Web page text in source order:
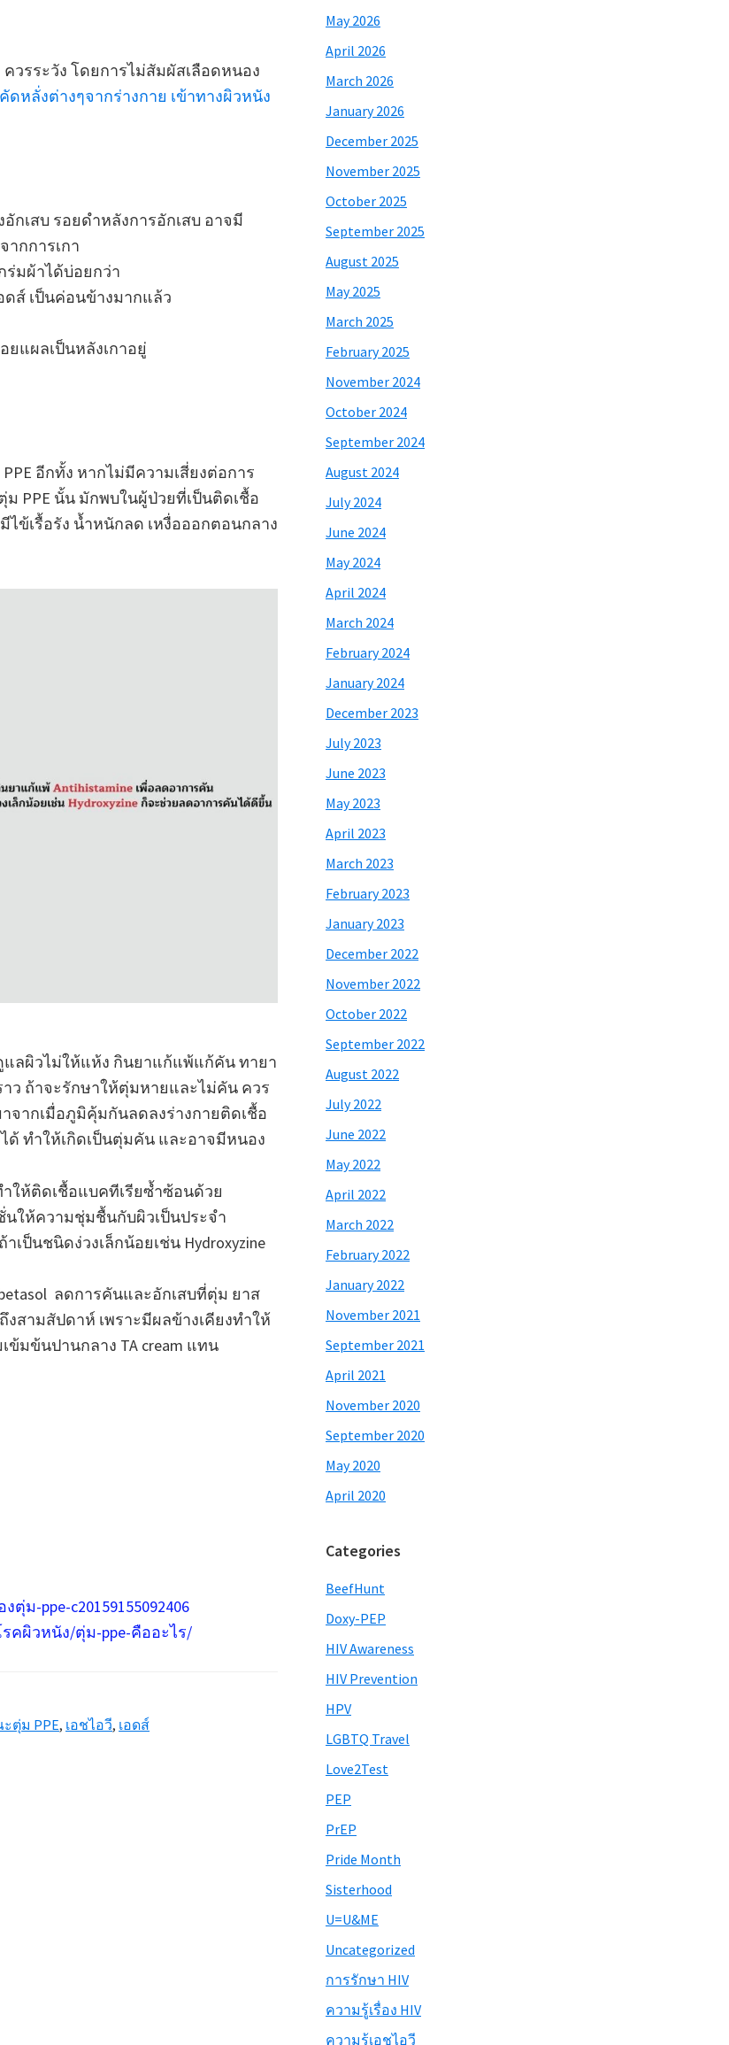
วรระวัง โดยการไม่สัมผัสเลือดหนอง
หลั่งต่างๆจากร่างกาย เข้าทางผิวหนัง
เสบ รอยดำหลังการอักเสบ อาจมี
กการเกา
มผ้าได้บ่อยกว่า
ส์ เป็นค่อนข้างมากแล้ว
แผลเป็นหลังเกาอยู่
อีกทั้ง หากไม่มีความเสี่ยงต่อการ
ม PPE นั้น มักพบในผู้ป่วยที่เป็นติดเชื้อ
ข้เรื้อรัง น้ำหนักลด เหงื่อออกตอนกลาง
แลผิวไม่ให้แห้ง กินยาแก้แพ้แก้คัน ทายา
ว ถ้าจะรักษาให้ตุ่มหายและไม่คัน ควร
จากเมื่อภูมิคุ้มกันลดลงร่างกายติดเชื้อ
ด้ ทำให้เกิดเป็นตุ่มคัน และอาจมีหนอง
ให้ติดเชื้อแบคทีเรียซ้ำซ้อนด้วย
ให้ความชุ่มชื้นกับผิวเป็นประจำ
เป็นชนิดง่วงเล็กน้อยเช่น Hydroxyzine
ลดการคันและอักเสบที่ตุ่ม ยาส
สามสัปดาห์ เพราะมีผลข้างเคียงทำให้
มข้นปานกลาง TA cream แทน
ตุ่ม-ppe-c20159155092406
รคผิวหนัง/ตุ่ม-ppe-คืออะไร/
ตุ่ม PPE, เอชไอวี, เอดส์
May 2026
April 2026
March 2026
January 2026
December 2025
November 2025
October 2025
September 2025
August 2025
May 2025
March 2025
February 2025
November 2024
October 2024
September 2024
August 2024
July 2024
June 2024
May 2024
April 2024
March 2024
February 2024
January 2024
December 2023
July 2023
June 2023
May 2023
April 2023
March 2023
February 2023
January 2023
December 2022
November 2022
October 2022
September 2022
August 2022
July 2022
June 2022
May 2022
April 2022
March 2022
February 2022
January 2022
November 2021
September 2021
April 2021
November 2020
September 2020
May 2020
April 2020
Categories
BeefHunt
Doxy-PEP
HIV Awareness
HIV Prevention
HPV
LGBTQ Travel
Love2Test
PEP
PrEP
Pride Month
Sisterhood
U=U&ME
Uncategorized
การรักษา HIV
ความรู้เรื่อง HIV
ความรู้เอชไอวี